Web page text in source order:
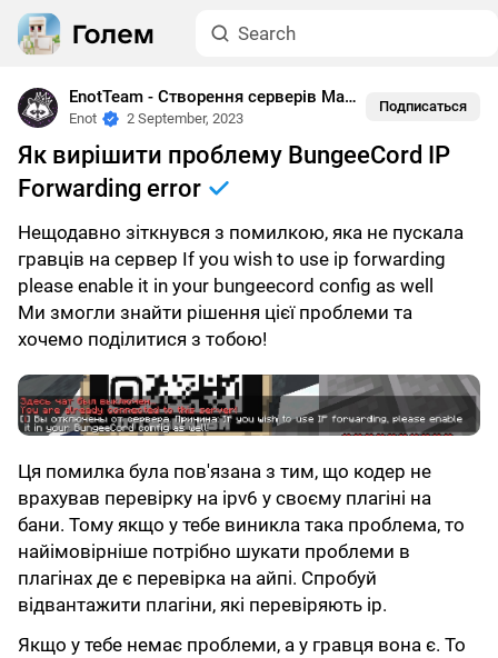
EnotTeam - Створення серверів Майнкрафта
Enot
2 September, 2023
Подписаться
Як вирішити проблему BungeeCord IP
Forwarding error
Нещодавно зіткнувся з помилкою, яка не пускала
гравців на сервер If you wish to use ip forwarding
please enable it in your bungeecord config as well
Ми змогли знайти рішення цієї проблеми та
хочемо поділитися з тобою!
Ця помилка була пов'язана з тим, що кодер не
врахував перевірку на ipv6 у своєму плагіні на
бани. Тому якщо у тебе виникла така проблема, то
найімовірніше потрібно шукати проблеми в
плагінах де є перевірка на айпі. Спробуй
відвантажити плагіни, які перевіряють ip.
Якщо у тебе немає проблеми, а у гравця вона є. То